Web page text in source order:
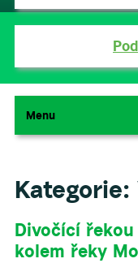
Menu
Kategorie:
Divočící
kolem řeky